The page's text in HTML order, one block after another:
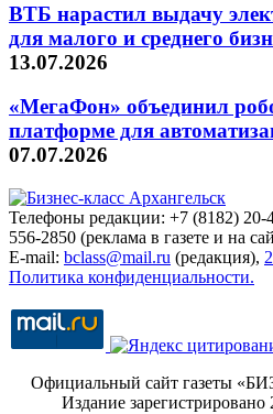
ВТБ нарастил выдачу
для малого и среднего
13.07.2026
«МегаФон» объединил
платформе для
07.07.2026
Телефоны редакции: +7 (8182) 20-
556-2850 (реклама в газете и на
E-mail: bclass@mail.ru (редакция),
Политика конфиденциальности.
Официальный сайт газеты
Издание зарегистрировано